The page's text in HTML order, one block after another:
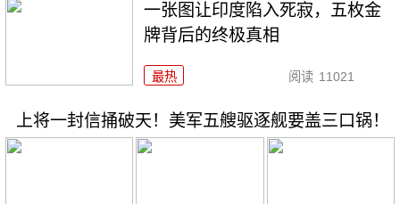
一张图让印度陷入死寂，五枚金
牌背后的终极真相
最热 阅读 11021
上将一封信捅破天！美军五艘驱逐舰要盖三口锅！